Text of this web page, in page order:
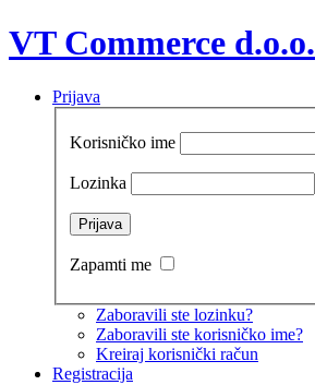
VT Commerce d.o.o.
Prijava
Korisničko ime
Lozinka
Zapamti me
Zaboravili ste lozinku?
Zaboravili ste korisničko ime?
Kreiraj korisnički račun
Registracija